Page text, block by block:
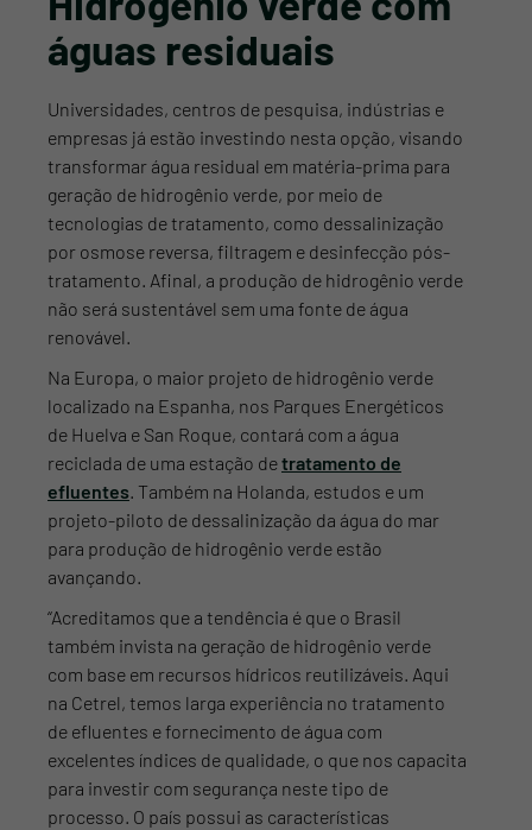
águas residuais
Universidades, centros de pesquisa, indústrias e
empresas já estão investindo nesta opção, visando
transformar água residual em matéria-prima para
geração de hidrogênio verde, por meio de
tecnologias de tratamento, como dessalinização
por osmose reversa, filtragem e desinfecção pós-
tratamento. Afinal, a produção de hidrogênio verde
não será sustentável sem uma fonte de água
renovável.
Na Europa, o maior projeto de hidrogênio verde
localizado na Espanha, nos Parques Energéticos
de Huelva e San Roque, contará com a água
reciclada de uma estação detratamento de
efluentes. Também na Holanda, estudos e um
projeto-piloto de dessalinização da água do mar
para produção de hidrogênio verde estão
avançando.
“Acreditamos que a tendência é que o Brasil
também invista na geração de hidrogênio verde
com base em recursos hídricos reutilizáveis. Aqui
na Cetrel, temos larga experiência no tratamento
de efluentes e fornecimento de água com
excelentes índices de qualidade, o que nos capacita
para investir com segurança neste tipo de
processo. O país possui as características
a Cetrel entre em contato comigo.
FALAR COM ESPECIALISTA